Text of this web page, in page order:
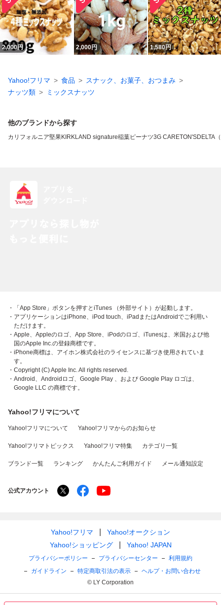
2,000円 2,000円 1,580円
Yahoo!フリマ 食品
スナック、お菓子、おつまみ
ナッツ類
ミックスナッツ
他のブランドから探す
カリフォルニア堅果KIRKLAND signature稲葉ピーナツ3G CARETON'SDELTA
・「App Store」ボタンを押すとiTunes （外部サイト）が起動します。
・アプリケーションはiPhone、iPod touch、iPadまたはAndroidでご利用い
ただけます。
・Apple、Appleのロゴ、App Store、iPodのロゴ、iTunesは、米国および他
国のApple Inc.の登録商標です。
・iPhone商標は、アイホン株式会社のライセンスに基づき使用されていま
す。
・Copyright (C) Apple Inc. All rights reserved.
・Android、Androidロゴ、Google Play 、および Google Play ロゴは、
Google LLC の商標です。
Yahoo!フリマについて
Yahoo!フリマについて Yahoo!フリマからのお知らせ
Yahoo!フリマトピックス Yahoo!フリマ特集 カテゴリ一覧
ブランド一覧 ランキング かんたんご利用ガイド メール通知設定
公式アカウント
Yahoo!フリマ
Yahoo!オークション
Yahoo!ショッピング
Yahoo! JAPAN
プライバシーポリシー プライバシーセンター
利用規約
ガイドライン
特定商取引法の表示
ヘルプ・お問い合わせ
© LY Corporation